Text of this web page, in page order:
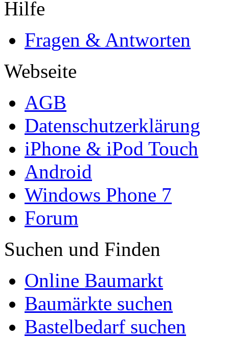
Hilfe
Fragen & Antworten
Webseite
AGB
Datenschutzerklärung
iPhone & iPod Touch
Android
Windows Phone 7
Forum
Suchen und Finden
Online Baumarkt
Baumärkte suchen
Bastelbedarf suchen